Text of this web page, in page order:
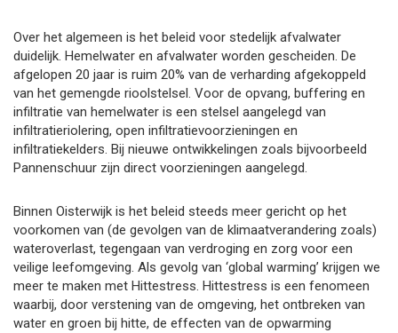
Over het algemeen is het beleid voor stedelijk afvalwater
duidelijk. Hemelwater en afvalwater worden gescheiden. De
afgelopen 20 jaar is ruim 20% van de verharding afgekoppeld
van het gemengde rioolstelsel. Voor de opvang, buffering en
infiltratie van hemelwater is een stelsel aangelegd van
infiltratieriolering, open infiltratievoorzieningen en
infiltratiekelders. Bij nieuwe ontwikkelingen zoals bijvoorbeeld
Pannenschuur zijn direct voorzieningen aangelegd.
Binnen Oisterwijk is het beleid steeds meer gericht op het
voorkomen van (de gevolgen van de klimaatverandering zoals)
wateroverlast, tegengaan van verdroging en zorg voor een
veilige leefomgeving. Als gevolg van ‘global warming’ krijgen we
meer te maken met Hittestress. Hittestress is een fenomeen
waarbij, door verstening van de omgeving, het ontbreken van
water en groen bij hitte, de effecten van de opwarming